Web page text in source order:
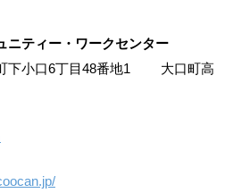
ティー・ワークセンター
下小口6丁目48番地1 大口町高